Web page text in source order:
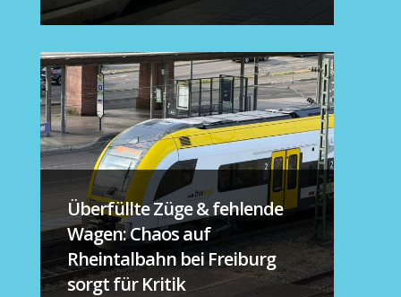
Überfüllte Züge & fehlende
Wagen: Chaos auf
Rheintalbahn bei Freiburg
sorgt für Kritik